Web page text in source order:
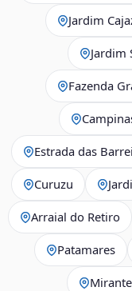
Jardim
Jardim
Fazenda
Estrada das
Curuzu
Arraial do Retiro
Patamares